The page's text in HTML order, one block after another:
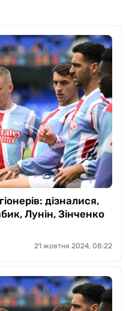
дізналися,
Лунін, Зінченко
21 жовтня 2024, 08:22